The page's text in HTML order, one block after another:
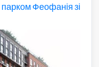
Феофанія зі